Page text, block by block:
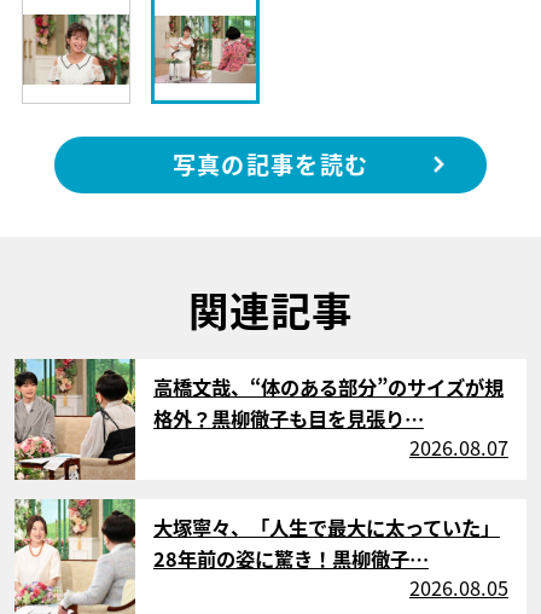
写真の記事を読む
関連記事
サムネイル
高橋文哉、“体のある部分”のサイズが規
格外？黒柳徹子も目を見張り…
2026.08.07
サムネイル
大塚寧々、「人生で最大に太っていた」
28年前の姿に驚き！黒柳徹子…
2026.08.05